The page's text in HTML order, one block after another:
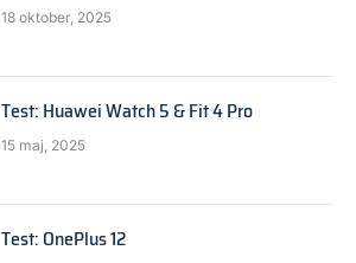
18 oktober, 2025
Test: Huawei Watch 5 & Fit 4 Pro
15 maj, 2025
Test: OnePlus 12